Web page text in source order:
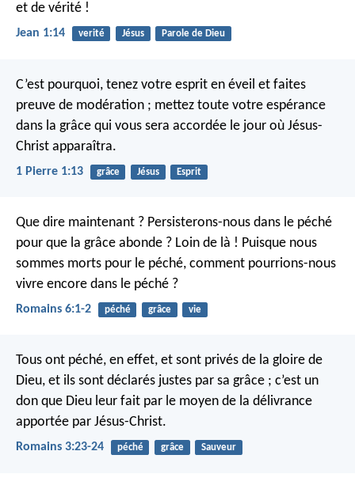
et de vérité !
Jean 1:14 verité Jésus Parole de Dieu
C’est pourquoi, tenez votre esprit en éveil et faites
preuve de modération ; mettez toute votre espérance
dans la grâce qui vous sera accordée le jour où Jésus-
Christ apparaîtra.
1 Pierre 1:13 grâce Jésus Esprit
Que dire maintenant ? Persisterons-nous dans le péché
pour que la grâce abonde ? Loin de là ! Puisque nous
sommes morts pour le péché, comment pourrions-nous
vivre encore dans le péché ?
Romains 6:1-2 péché grâce vie
Tous ont péché, en effet, et sont privés de la gloire de
Dieu, et ils sont déclarés justes par sa grâce ; c’est un
don que Dieu leur fait par le moyen de la délivrance
apportée par Jésus-Christ.
Romains 3:23-24 péché grâce Sauveur